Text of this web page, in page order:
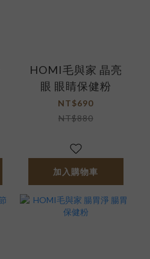
HOMI毛與家 晶亮
眼 眼睛保健粉
NT$690
NT$880
加入購物車